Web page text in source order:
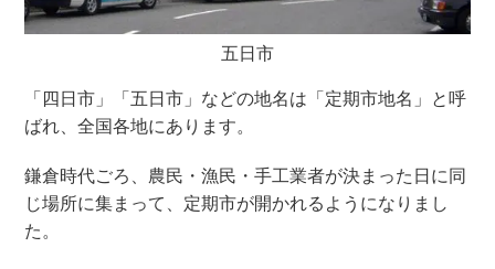
五日市
「四日市」「五日市」などの地名は「定期市地名」と呼
ばれ、全国各地にあります。
鎌倉時代ごろ、農民・漁民・手工業者が決まった日に同
じ場所に集まって、定期市が開かれるようになりまし
た。